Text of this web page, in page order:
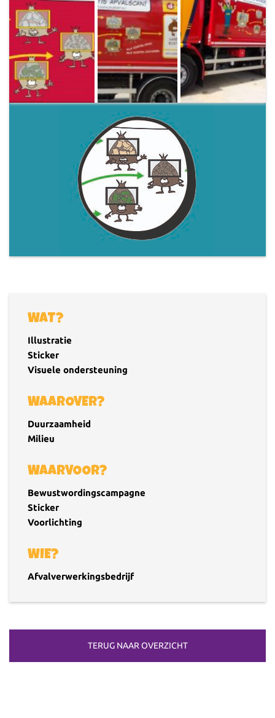
WAT?
Illustratie
Sticker
Visuele ondersteuning
WAAROVER?
Duurzaamheid
Milieu
WAARVOOR?
Bewustwordingscampagne
Sticker
Voorlichting
WIE?
Afvalverwerkingsbedrijf
TERUG NAAR OVERZICHT